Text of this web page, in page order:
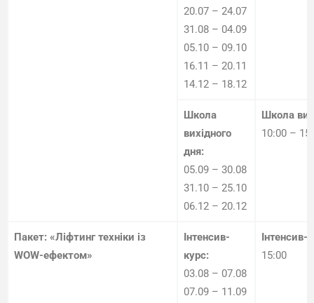
20.07 – 24.07
31.08 – 04.09
05.10 – 09.10
16.11 – 20.11
14.12 – 18.12
Школа
вихідного
дня:
05.09 – 30.08
31.10 – 25.10
06.12 – 20.12
Школа
10:00 –
Пакет: «Ліфтинг техніки із
WOW-ефектом»
Інтенсив-
курс:
03.08 – 07.08
07.09 – 11.09
Інтенсив-
15:00